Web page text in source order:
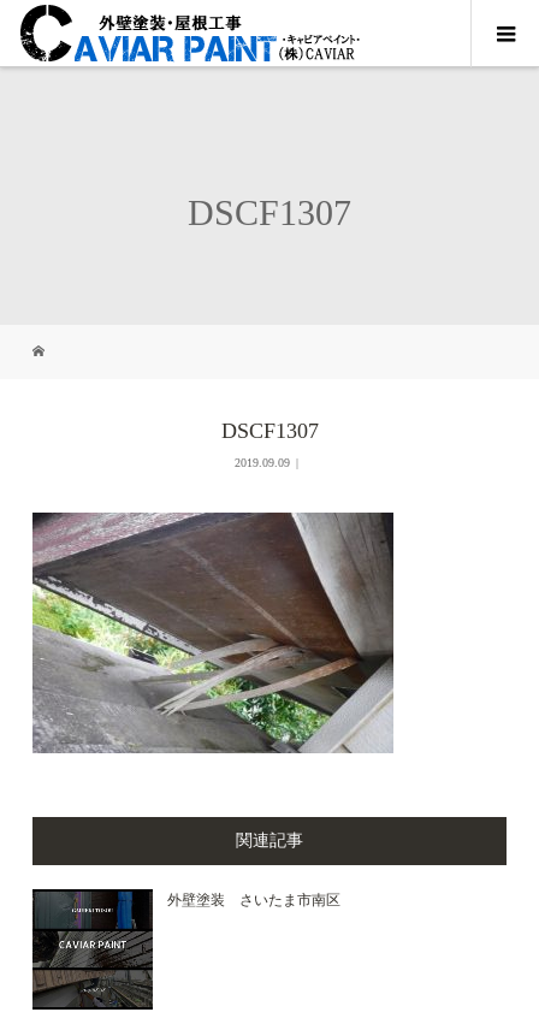
DSCF1307
DSCF1307
2019.09.09
関連記事
外壁塗装 さいたま市南区